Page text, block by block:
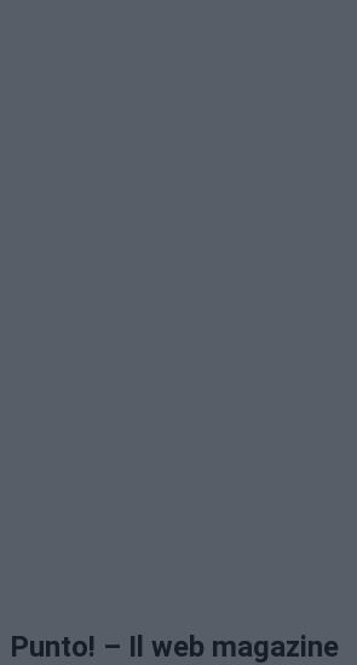
Punto! – Il web magazine